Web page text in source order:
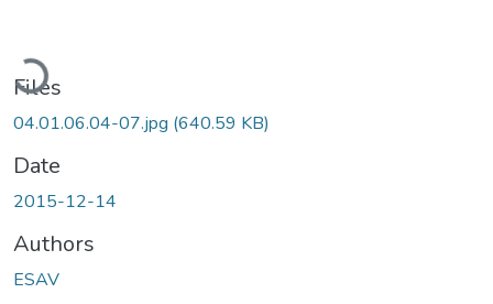
Loading...
Files
04.01.06.04-07.jpg (640.59 KB)
Date
2015-12-14
Authors
ESAV